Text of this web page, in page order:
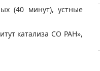
(40 минут), устные
катализа СО РАН»,